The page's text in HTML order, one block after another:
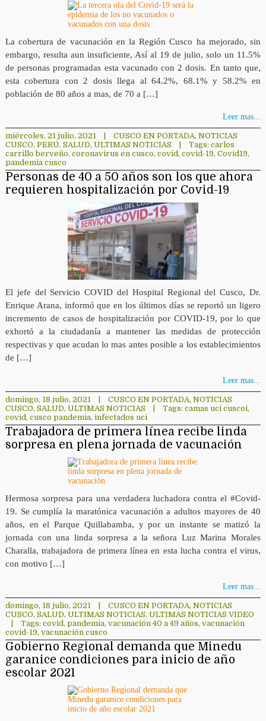
La cobertura de vacunación en la Región Cusco ha mejorado, sin
embargo, resulta aun insuficiente, Así al 19 de julio, solo un 11.5%
de personas programadas esta vacunado con 2 dosis. En tanto que,
esta cobertura con 2 dosis llega al 64.2%, 68.1% y 58.2% en
población de 80 años a mas, de 70 a […]
Leer mas...
miércoles, 21 julio, 2021 CUSCO EN PORTADA, NOTICIAS
CUSCO, PERÚ, SALUD, ULTIMAS NOTICIAS Tags: carlos
carrillo berveño, coronavirus en cusco, covid, covid-19, Covid19,
pandemia cusco
Personas de 40 a 50 años son los que ahora
requieren hospitalización por Covid-19
El jefe del Servicio COVID del Hospital Regional del Cusco, Dr.
Enrique Arana, informó que en los últimos días se reportó un ligero
incremento de casos de hospitalización por COVID-19, por lo que
exhortó a la ciudadanía a mantener las medidas de protección
respectivas y que acudan lo mas antes posible a los establecimientos
de […]
Leer mas...
domingo, 18 julio, 2021 CUSCO EN PORTADA, NOTICIAS
CUSCO, SALUD, ULTIMAS NOTICIAS Tags: camas uci cuscoi,
covid, cusco pandemia, infectados uci
Trabajadora de primera línea recibe linda
sorpresa en plena jornada de vacunación
Hermosa sorpresa para una verdadera luchadora contra el #Covid-
19. Se cumplía la maratónica vacunación a adultos mayores de 40
años, en el Parque Quillabamba, y por un instante se matizó la
jornada con una linda sorpresa a la señora Luz Marina Morales
Charalla, trabajadora de primera línea en esta lucha contra el virus,
con motivo […]
Leer mas...
domingo, 18 julio, 2021 CUSCO EN PORTADA, NOTICIAS
CUSCO, SALUD, ULTIMAS NOTICIAS, ULTIMAS NOTICIAS VIDEO
Tags: covid, pandemia, vacunación 40 a 49 años, vacunación
covid-19, vacunación cusco
Gobierno Regional demanda que Minedu
garanice condiciones para inicio de año
escolar 2021